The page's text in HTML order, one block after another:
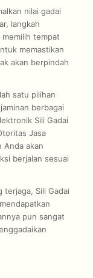
nilai gadai
langkah
tempat
memastikan
akan berpindah
satu pilihan
berbagai
Sili Gadai
Jasa
Anda akan
berjalan sesuai
terjaga, Sili Gadai
pun sangat